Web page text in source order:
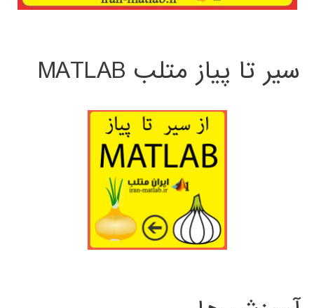
سیر تا پیاز متلب MATLAB